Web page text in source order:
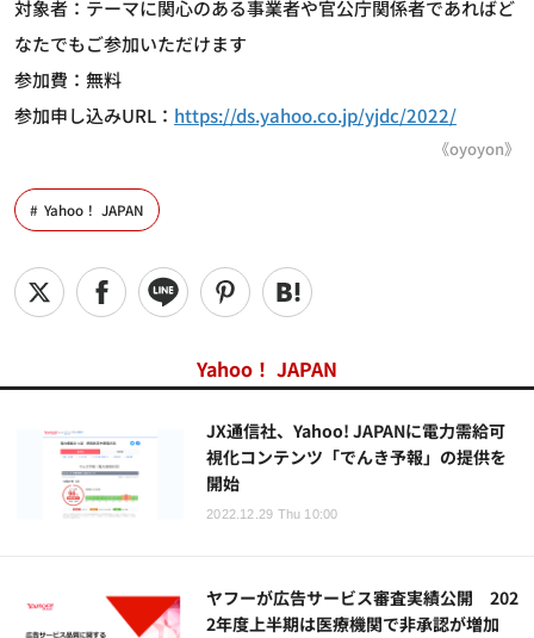
対象者：テーマに関心のある事業者や官公庁関係者であればど
なたでもご参加いただけます
参加費：無料
参加申し込みURL： https://ds.yahoo.co.jp/yjdc/2022/
《oyoyon》
Yahoo！ JAPAN
Yahoo！ JAPAN
JX通信社、Yahoo! JAPANに電力需給可
視化コンテンツ「でんき予報」の提供を
開始
2022.12.29 Thu 10:00
ヤフーが広告サービス審査実績公開 202
2年度上半期は医療機関で非承認が増加